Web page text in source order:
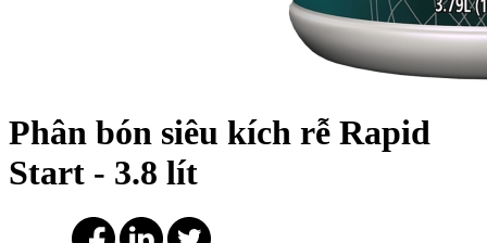
Phân bón siêu kích rễ Rapid
Start - 3.8 lít